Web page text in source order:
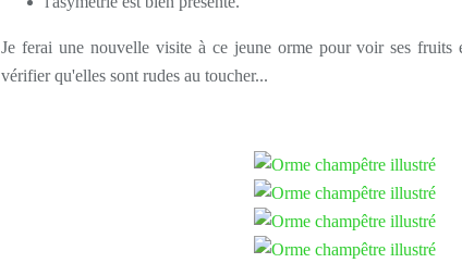
Je ferai une nouvelle visite à ce jeune orme pour voir ses fruits
vérifier qu'elles sont rudes au toucher...